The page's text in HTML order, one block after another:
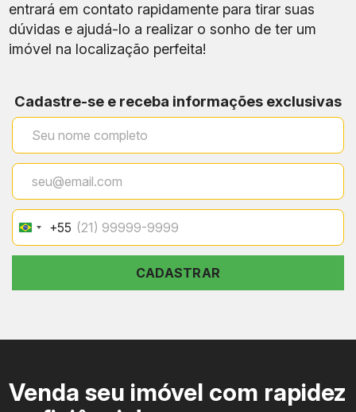
entrará em contato rapidamente para tirar suas
dúvidas e ajudá-lo a realizar o sonho de ter um
imóvel na localização perfeita!
Cadastre-se e receba informações exclusivas
Brazil
+55
+55
CADASTRAR
Venda seu imóvel com rapidez